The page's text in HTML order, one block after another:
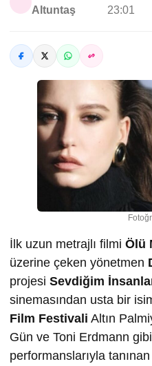
Altuntaş
23:01
İlk uzun metrajlı filmi Ölü
üzerine çeken yönetmen
projesi Sevdiğim
sinemasından usta bir
Film Festivali Altın
Gün ve Toni Erdmann
performanslarıyla